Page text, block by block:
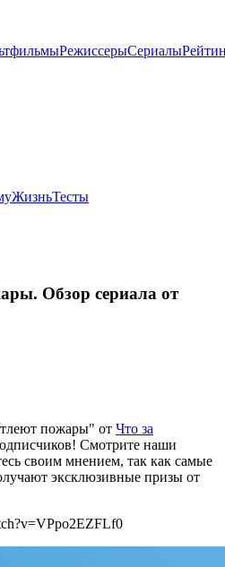
РежиссерыСериалы
ЖизньТесты
Обзор сериала от
пожары" от Что за
Смотрите наши
своим мнением, так как самые
эксклюзивные призы от